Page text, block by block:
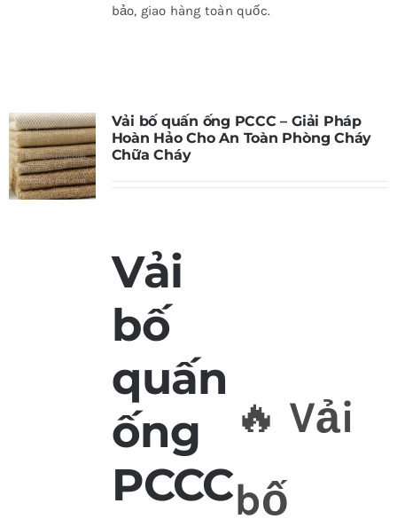
bảo, giao hàng toàn quốc.
Vải bố quấn ống PCCC – Giải Pháp
Hoàn Hảo Cho An Toàn Phòng Cháy
Chữa Cháy
Vải
bố
quấn
ống
PCCC
🔥 Vải
bố